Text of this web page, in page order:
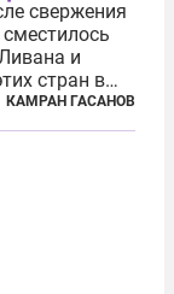
свержения
и
стран в
компании
Киркука и
КАМРАН ГАСАНОВ